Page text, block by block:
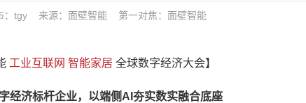
：tgy 来源：面壁智能 第一对焦： 面壁智能
工业互联网 智能家居 全球数字经济大会】
济标杆企业，以端侧AI夯实数实融合底座